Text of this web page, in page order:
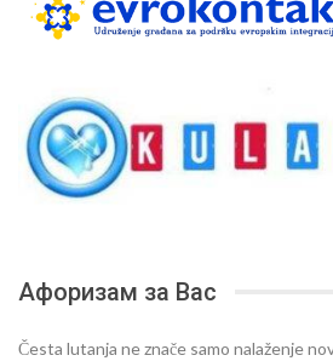
Афоризам за Вас
Česta lutanja ne znače samo nalaženje